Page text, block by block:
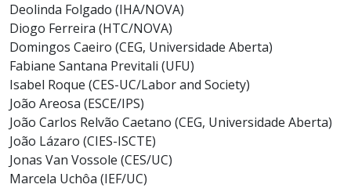
Deolinda Folgado (IHA/NOVA)
Diogo Ferreira (HTC/NOVA)
Domingos Caeiro (CEG, Universidade Aberta)
Fabiane Santana Previtali (UFU)
Isabel Roque (CES-UC/Labor and Society)
João Areosa (ESCE/IPS)
João Carlos Relvão Caetano (CEG, Universidade Aberta)
João Lázaro (CIES-ISCTE)
Jonas Van Vossole (CES/UC)
Marcela Uchôa (IEF/UC)